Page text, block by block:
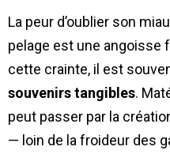
La peur d’oublier son
pelage est une angoisse
cette crainte, il est
souvenirs tangibles.
peut passer par la
— loin de la froideur des